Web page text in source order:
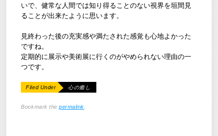
いで、健常な人間では知り得ることのない視界を垣間見
ることが出来たように思います。
見終わった後の充実感や満たされた感覚も心地よかった
ですね。
定期的に展示や美術展に行くのがやめられない理由の一
つです。
Filed Under 心の癒し
Bookmark thepermalink.